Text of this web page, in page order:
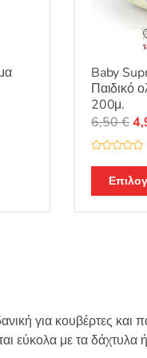
Baby
Παιδικό
200μ.
α
ο
ο
π
ό
5
6,50€
για κουβέρτες και
εύκολα με τα δάχτυλα